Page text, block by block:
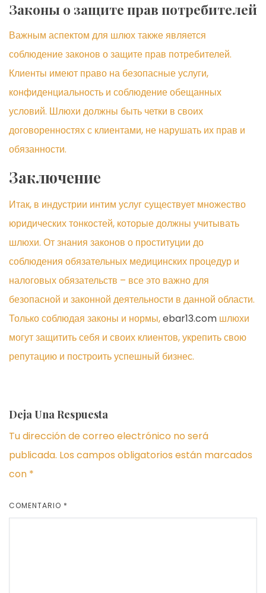
Законы о защите прав потребителей
Важным аспектом для шлюх также является
соблюдение законов о защите прав потребителей.
Клиенты имеют право на безопасные услуги,
конфиденциальность и соблюдение обещанных
условий. Шлюхи должны быть четки в своих
договоренностях с клиентами, не нарушать их прав и
обязанности.
Заключение
Итак, в индустрии интим услуг существует множество
юридических тонкостей, которые должны учитывать
шлюхи. От знания законов о проституции до
соблюдения обязательных медицинских процедур и
налоговых обязательств – все это важно для
безопасной и законной деятельности в данной области.
Только соблюдая законы и нормы,ebar13.com шлюхи
могут защитить себя и своих клиентов, укрепить свою
репутацию и построить успешный бизнес.
Deja Una Respuesta
Tu dirección de correo electrónico no será
publicada. Los campos obligatorios están marcados
con *
COMENTARIO *